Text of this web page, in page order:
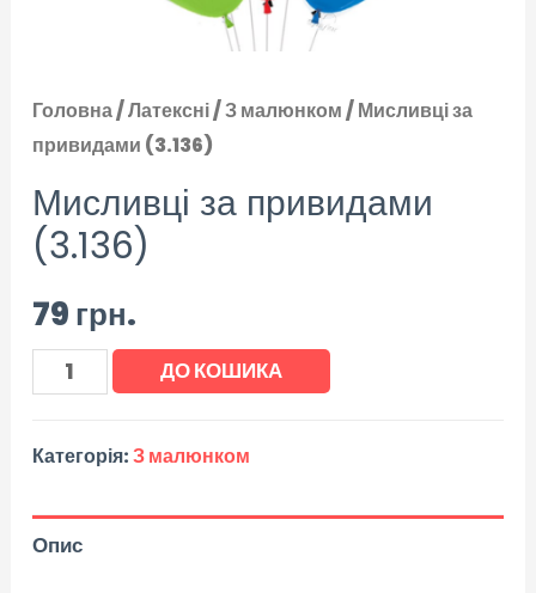
Головна/Латексні/З малюнком/ Мисливці за
привидами (3.136)
Мисливці за привидами
(3.136)
79грн.
ДО КОШИКА
Категорія:З малюнком
Опис